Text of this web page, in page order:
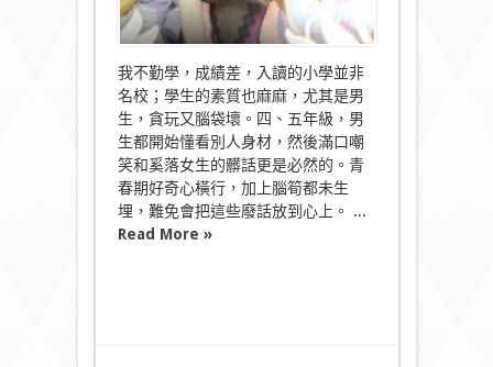
我不勤學，成績差，入讀的小學並非
名校；學生的素質也麻麻，尤其是男
生，貪玩又腦袋壞。四、五年級，男
生都開始懂看別人身材，然後滿口嘲
笑和奚落女生的髒話更是必然的。青
春期好奇心橫行，加上腦筍都未生
埋，難免會把這些廢話放到心上。 ...
Read More »